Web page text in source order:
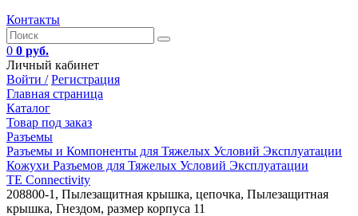
Контакты
0 0 руб.
Личный кабинет
Войти / Регистрация
Главная страница
Каталог
Товар под заказ
Разъемы
Разъемы и Компоненты для Тяжелых Условий Эксплуатации
Кожухи Разъемов для Тяжелых Условий Эксплуатации
TE Connectivity
208800-1, Пылезащитная крышка, цепочка, Пылезащитная
крышка, Гнездом, размер корпуса 11